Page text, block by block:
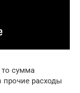
сумма
прочие расходы